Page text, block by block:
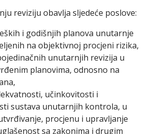
reviziju obavlja sljedeće poslove:
i godišnjih planova unutarnje
na objektivnoj procjeni rizika,
unutarnjih revizija u
planovima, odnosno na
učinkovitosti i
sustava unutarnjih kontrola, u
procjenu i upravljanje
sa zakonima i drugim